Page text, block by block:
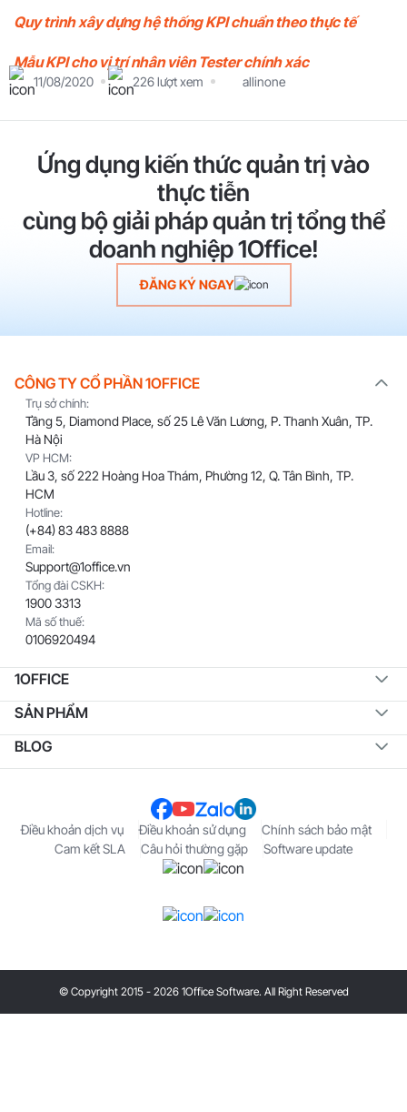
11/08/2020 226 lượt xem allinone
Quy trình xây dựng hệ thống KPI chuẩn theo thực tế
Mẫu KPI cho vị trí nhân viên Tester chính xác
Ứng dụng kiến thức quản trị vào
thực tiễn
cùng bộ giải pháp quản trị tổng thể
doanh nghiệp 1Office!
ĐĂNG KÝ NGAY
CÔNG TY CỔ PHẦN 1OFFICE
Trụ sở chính:
Tầng 5, Diamond Place, số 25 Lê Văn Lương, P. Thanh Xuân, TP.
Hà Nội
VP HCM:
Lầu 3, số 222 Hoàng Hoa Thám, Phường 12, Q. Tân Bình, TP.
HCM
Hotline:
(+84) 83 483 8888
Email:
Support@1office.vn
Tổng đài CSKH:
1900 3313
Mã số thuế:
0106920494
1OFFICE
SẢN PHẨM
BLOG
Điều khoản dịch vụ Điều khoản sử dụng
Chính sách bảo mật
Cam kết SLA
Câu hỏi thường gặp Software update
© Copyright 2015 - 2026 1Office Software. All Right Reserved